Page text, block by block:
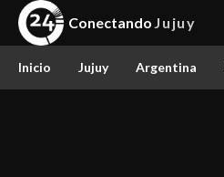
Conectando Jujuy
Inicio Jujuy Argentina